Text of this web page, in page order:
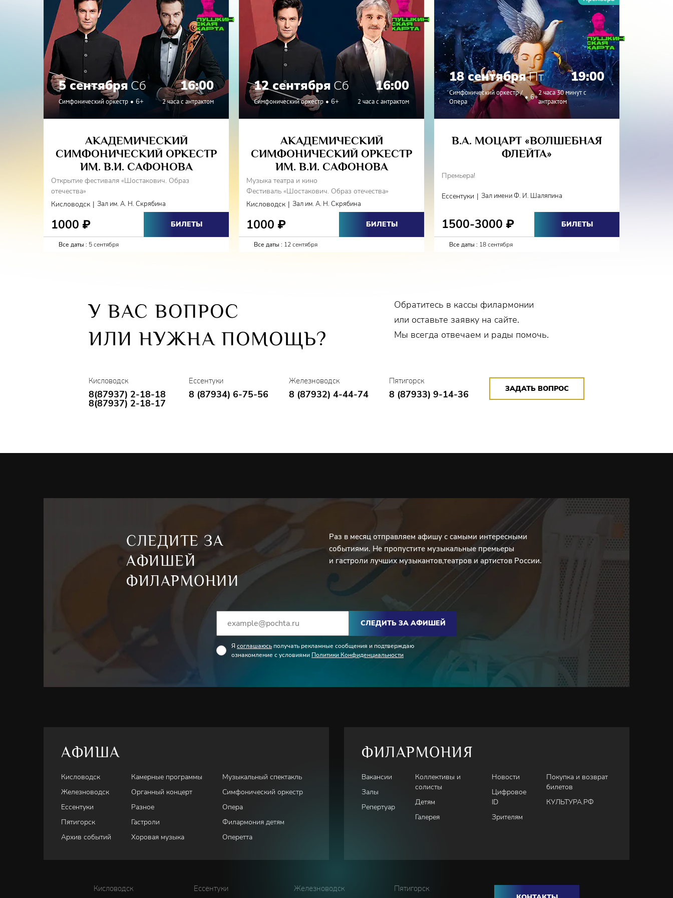
Мира в Москве.
В 2010 дирижер и его оркестр выступили на Симфоническом форуме России в
Екатеринбурге, где представили Мировую премьеру Концерта для кларнета Т.
Шахиди.
Среди музыкантов, с которыми сотрудничал дирижер, – Э. Вирсаладзе, А.
Ведерников, Х. Герзмава, Н. Петров, Д. Мацуев, А. Цыганков, Д. Крамер, В.
Гроховский, В. Маторин, С. Седзи, Ф. Кемпф, М.А. Амлен, Д. Трифонов.
В 2017 году присвоено почетное звание «Заслуженный деятель культуры
Омской области».
5 сентября Сб 16:00
Симфонический оркестр 6+ 2 часа с антрактом
АКАДЕМИЧЕСКИЙ
СИМФОНИЧЕСКИЙ ОРКЕСТР
ИМ. В.И. САФОНОВА
Открытие фестиваля «Шостакович. Образ
отечества»
Кисловодск | Зал им. А. Н. Скрябина
1000 ₽ БИЛЕТЫ
Все даты : 5 сентября
12 сентября Сб 16:00
Симфонический оркестр 6+ 2 часа с антрактом
АКАДЕМИЧЕСКИЙ
СИМФОНИЧЕСКИЙ ОРКЕСТР
ИМ. В.И. САФОНОВА
Музыка театра и кино
Фестиваль «Шостакович. Образ отечества»
Кисловодск | Зал им. А. Н. Скрябина
1000 ₽ БИЛЕТЫ
Все даты : 12 сентября
18 сентябряПт 19:00
Симфонический оркестр /
Опера
6+
2 часа 30 минут с
антрактом
В.А. МОЦАРТ «ВОЛШЕБНАЯ
ФЛЕЙТА»
Премьера!
Ессентуки | Зал имени Ф. И. Шаляпина
1500-3000 ₽ БИЛЕТЫ
Все даты : 18 сентября
У ВАС ВОПРОС
ИЛИ НУЖНА ПОМОЩЬ?
Обратитесь в кассы филармонии
или оставьте заявку на сайте.
Мы всегда отвечаем и рады помочь.
Кисловодск
8(87937) 2-18-18
8(87937) 2-18-17
Ессентуки
8 (87934) 6-75-56
Железноводск
8 (87932) 4-44-74
Пятигорск
8 (87933) 9-14-36 ЗАДАТЬ ВОПРОС
СЛЕДИТЕ ЗА
АФИШЕЙ
ФИЛАРМОНИИ
Раз в месяц отправляем афишу с самыми интересными
событиями. Не пропустите музыкальные премьеры
и гастроли лучших музыкантов,театров и артистов России.
СЛЕДИТЬ ЗА АФИШЕЙ
Я соглашаюсь получать рекламные сообщения и подтверждаю
ознакомление с условиями Политики Конфиденциальности
АФИША
Кисловодск
Железноводск
Ессентуки
Пятигорск
Архив событий
Камерные программы
Органный концерт
Разное
Гастроли
Хоровая музыка
Музыкальный спектакль
Симфонический оркестр
Опера
Филармония детям
Оперетта
ФИЛАРМОНИЯ
Вакансии
Залы
Репертуар
Коллективы и
солисты
Детям
Галерея
Новости
Цифровое
ID
Зрителям
Покупка и возврат
билетов
КУЛЬТУРА.РФ
Кисловодск Ессентуки Железноводск Пятигорск